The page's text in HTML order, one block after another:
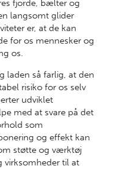
fjorde, bælter og
langsomt glider
er, at de kan
for os mennesker og
os.
laden så farlig, at den
risiko for os selv
udviklet
med at svare på det
som
og effekt kan
støtte og værktøj
virksomheder til at